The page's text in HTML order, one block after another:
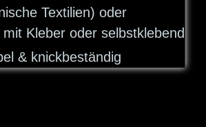
Textilien) oder
mit Kleber oder selbstklebend
& knickbeständig